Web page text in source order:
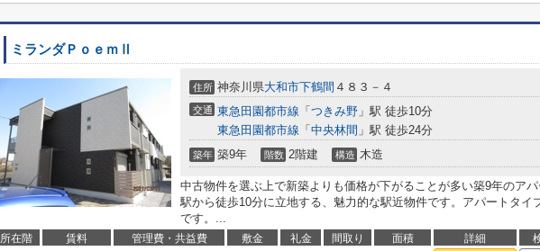
ミランダＰｏｅｍⅡ
住所 神奈川県大和市下鶴間 ４８３－４
交通 東急田園都市線 「 つきみ野 」駅 徒歩10分
東急田園都市線 「 中央林間 」駅 徒歩24分
築年 築9年 階数 2階建 構造 木造
中古物件を選ぶ上で新築よりも価格が下がることが多い築9年のアパ
駅から徒歩10分に立地する、魅力的な駅近物件です。アパートタイ
です。...
所在階 賃料 管理費・共益費 敷金 礼金 間取り 面積 詳細